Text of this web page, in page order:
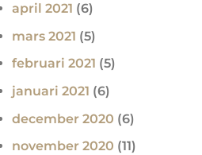
april 2021 (6)
mars 2021 (5)
februari 2021 (5)
januari 2021 (6)
december 2020 (6)
november 2020 (11)